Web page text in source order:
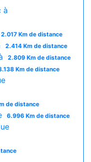
à
2.017 Km de distance
2.414 Km de distance
2.809 Km de distance
Km de distance
de distance
6.996 Km de distance